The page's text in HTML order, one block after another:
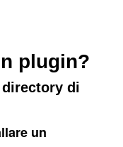
plugin?
di
un